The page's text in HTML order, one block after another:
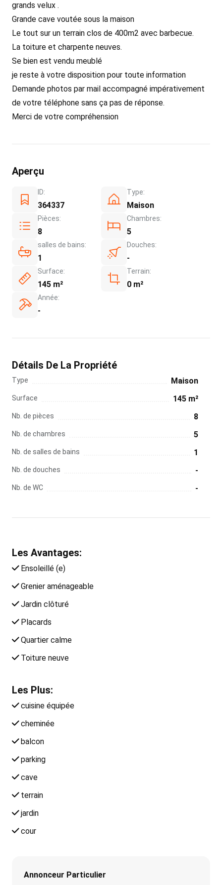
grands velux .
Grande cave voutée sous la maison
Le tout sur un terrain clos de 400m2 avec barbecue.
La toiture et charpente neuves.
Se bien est vendu meublé
je reste à votre disposition pour toute information
Demande photos par mail accompagné impérativement
de votre téléphone sans ça pas de réponse.
Merci de votre compréhension
Aperçu
ID:
364337
Type:
Maison
Pièces:
8
Chambres:
5
salles de bains:
1
Douches:
-
Surface:
145 m²
Terrain:
0 m²
Année:
-
Détails De La Propriété
Type Maison
Surface 145 m²
Nb. de pièces 8
Nb. de chambres 5
Nb. de salles de bains 1
Nb. de douches -
Nb. de WC -
Les Avantages:
Ensoleillé (e)
Grenier aménageable
Jardin clôturé
Placards
Quartier calme
Toiture neuve
Les Plus:
cuisine équipée
cheminée
balcon
parking
cave
terrain
jardin
cour
Annonceur Particulier